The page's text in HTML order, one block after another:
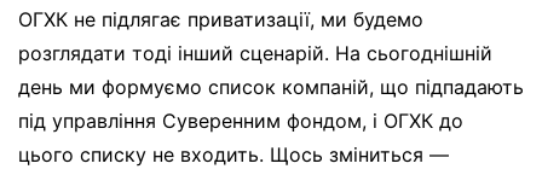
ОГХК не підлягає приватизації, ми будемо
розглядати тоді інший сценарій. На сьогоднішній
день ми формуємо список компаній, що підпадають
під управління Суверенним фондом, і ОГХК до
цього списку не входить. Щось зміниться —